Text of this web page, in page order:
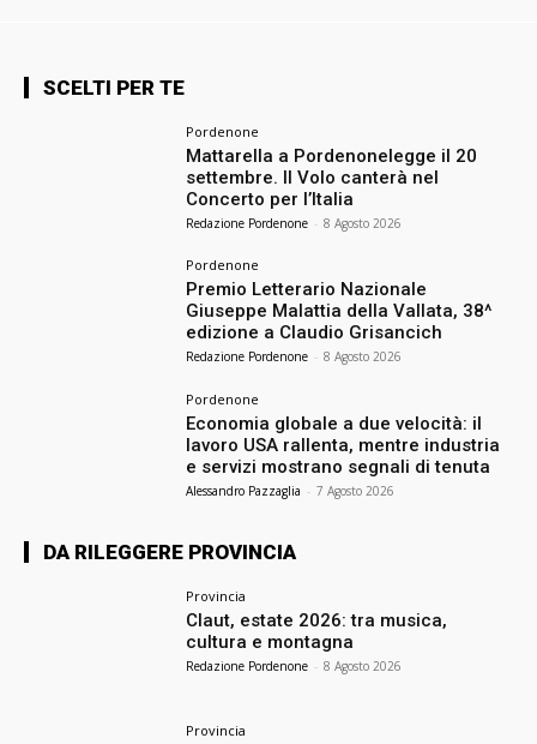
SCELTI PER TE
Pordenone
Mattarella a Pordenonelegge il 20
settembre. Il Volo canterà nel
Concerto per l’Italia
Redazione Pordenone - 8 Agosto 2026
Pordenone
Premio Letterario Nazionale
Giuseppe Malattia della Vallata, 38^
edizione a Claudio Grisancich
Redazione Pordenone - 8 Agosto 2026
Pordenone
Economia globale a due velocità: il
lavoro USA rallenta, mentre industria
e servizi mostrano segnali di tenuta
Alessandro Pazzaglia - 7 Agosto 2026
DA RILEGGERE PROVINCIA
Provincia
Claut, estate 2026: tra musica,
cultura e montagna
Redazione Pordenone - 8 Agosto 2026
Provincia